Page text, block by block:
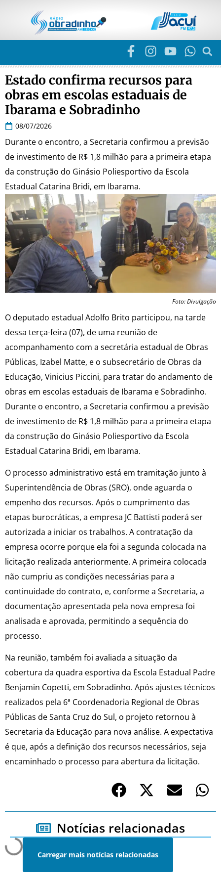
Estado confirma recursos para
obras em escolas estaduais de
Ibarama e Sobradinho
08/07/2026
Durante o encontro, a Secretaria confirmou a previsão
de investimento de R$ 1,8 milhão para a primeira etapa
da construção do Ginásio Poliesportivo da Escola
Estadual Catarina Bridi, em Ibarama.
Foto: Divulgação
O deputado estadual Adolfo Brito participou, na tarde
dessa terça-feira (07), de uma reunião de
acompanhamento com a secretária estadual de Obras
Públicas, Izabel Matte, e o subsecretário de Obras da
Educação, Vinicius Piccini, para tratar do andamento de
obras em escolas estaduais de Ibarama e Sobradinho.
Durante o encontro, a Secretaria confirmou a previsão
de investimento de R$ 1,8 milhão para a primeira etapa
da construção do Ginásio Poliesportivo da Escola
Estadual Catarina Bridi, em Ibarama.
O processo administrativo está em tramitação junto à
Superintendência de Obras (SRO), onde aguarda o
empenho dos recursos. Após o cumprimento das
etapas burocráticas, a empresa JC Battisti poderá ser
autorizada a iniciar os trabalhos. A contratação da
empresa ocorre porque ela foi a segunda colocada na
licitação realizada anteriormente. A primeira colocada
não cumpriu as condições necessárias para a
continuidade do contrato, e, conforme a Secretaria, a
documentação apresentada pela nova empresa foi
analisada e aprovada, permitindo a sequência do
processo.
Na reunião, também foi avaliada a situação da
cobertura da quadra esportiva da Escola Estadual Padre
Benjamin Copetti, em Sobradinho. Após ajustes técnicos
realizados pela 6ª Coordenadoria Regional de Obras
Públicas de Santa Cruz do Sul, o projeto retornou à
Secretaria da Educação para nova análise. A expectativa
é que, após a definição dos recursos necessários, seja
encaminhado o processo para abertura da licitação.
Notícias relacionadas
Carregar mais notícias relacionadas